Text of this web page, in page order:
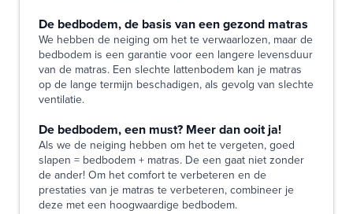
De bedbodem, de basis van een gezond matras
We hebben de neiging om het te verwaarlozen, maar de
bedbodem is een garantie voor een langere levensduur
van de matras. Een slechte lattenbodem kan je matras
op de lange termijn beschadigen, als gevolg van slechte
ventilatie.
De bedbodem, een must? Meer dan ooit ja!
Als we de neiging hebben om het te vergeten, goed
slapen = bedbodem + matras. De een gaat niet zonder
de ander! Om het comfort te verbeteren en de
prestaties van je matras te verbeteren, combineer je
deze met een hoogwaardige bedbodem.